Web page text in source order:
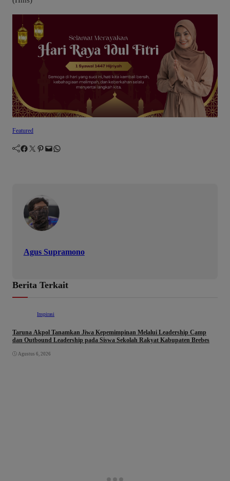
Featured
Facebook Twitter Pinterest Mail WhatsApp
Agus Supramono
Berita Terkait
Inspirasi
Taruna Akpol Tanamkan Jiwa Kepemimpinan Melalui Leadership Camp
dan Outbound Leadership pada Siswa Sekolah Rakyat Kabupaten Brebes
Agustus 6, 2026